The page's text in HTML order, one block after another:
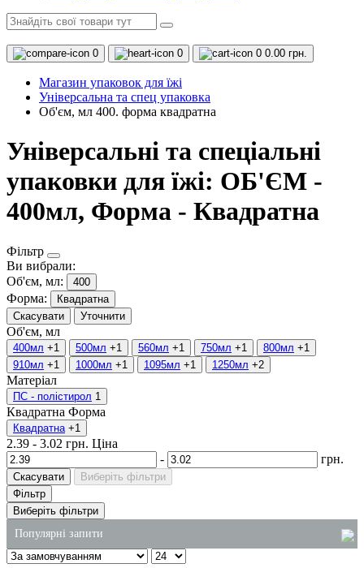
0 0 0 0.00 грн.
Магазин упаковок для їжі
Універсальна та спец упаковка
Об'єм, мл 400. форма квадратна
Універсальні та спеціальні
упаковки для їжі: ОБ'ЄМ -
400мл, Форма - Квадратна
Фільтр
Ви вибрали:
Об'єм, мл:
400
Форма:
Квадратна
Скасувати
Уточнити
Об'єм, мл
400мл +1 500мл +1 560мл +1 750мл +1 800мл +1
910мл +1 1000мл +1 1095мл +1 1250мл +2
Матеріал
ПС - полістирол 1
Квадратна Форма
Квадратна +1
2.39 - 3.02 грн. Ціна
-
грн.
Скасувати
Виберіть фільтри
Фільтр
Виберіть фільтри
Популярні запити